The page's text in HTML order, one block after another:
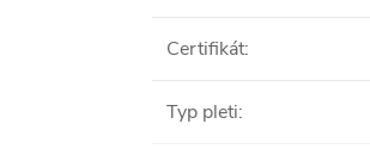
Certifikát:
Typ pleti: